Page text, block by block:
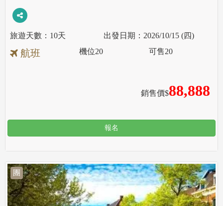
10天 2026/10/15 (四)
航班
銷售價$88,888
機位20 可售20
報名
團